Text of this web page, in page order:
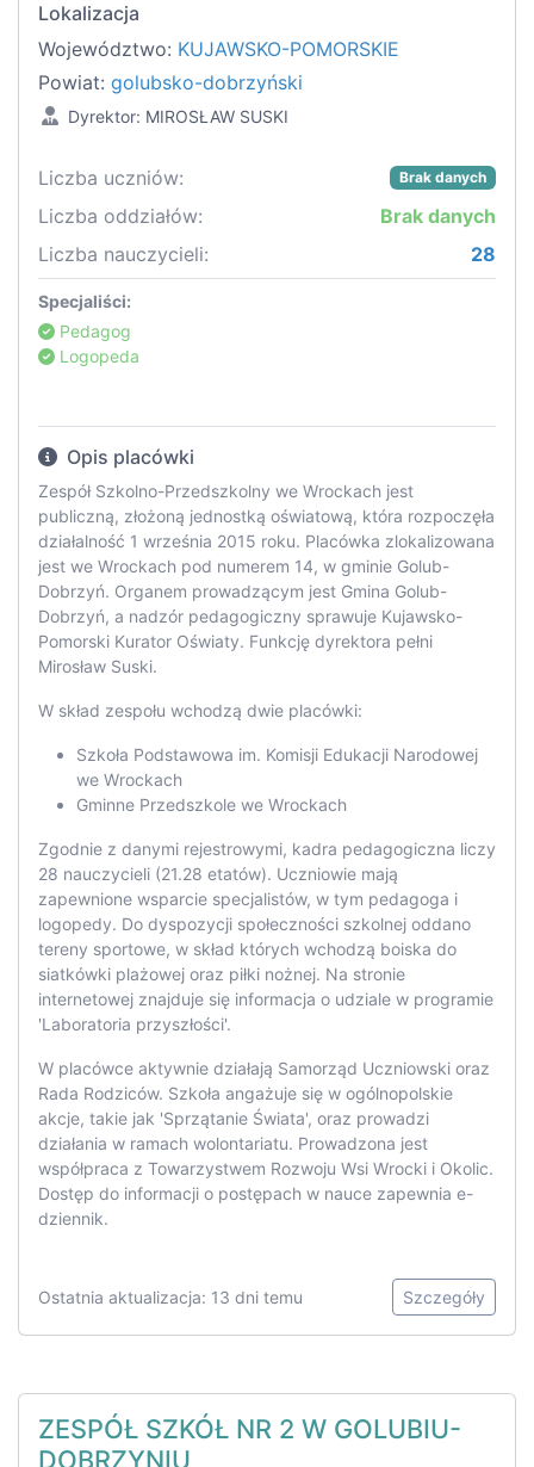
Lokalizacja
Województwo: KUJAWSKO-POMORSKIE
Powiat: golubsko-dobrzyński
Dyrektor: MIROSŁAW SUSKI
Liczba uczniów: Brak danych
Liczba oddziałów:
Brak danych
Liczba nauczycieli:
28
Specjaliści:
Pedagog
Logopeda
Opis placówki
Zespół Szkolno-Przedszkolny we Wrockach jest
publiczną, złożoną jednostką oświatową, która rozpoczęła
działalność 1 września 2015 roku. Placówka zlokalizowana
jest we Wrockach pod numerem 14, w gminie Golub-
Dobrzyń. Organem prowadzącym jest Gmina Golub-
Dobrzyń, a nadzór pedagogiczny sprawuje Kujawsko-
Pomorski Kurator Oświaty. Funkcję dyrektora pełni
Mirosław Suski.
W skład zespołu wchodzą dwie placówki:
Szkoła Podstawowa im. Komisji Edukacji Narodowej
we Wrockach
Gminne Przedszkole we Wrockach
Zgodnie z danymi rejestrowymi, kadra pedagogiczna liczy
28 nauczycieli (21.28 etatów). Uczniowie mają
zapewnione wsparcie specjalistów, w tym pedagoga i
logopedy. Do dyspozycji społeczności szkolnej oddano
tereny sportowe, w skład których wchodzą boiska do
siatkówki plażowej oraz piłki nożnej. Na stronie
internetowej znajduje się informacja o udziale w programie
'Laboratoria przyszłości'.
W placówce aktywnie działają Samorząd Uczniowski oraz
Rada Rodziców. Szkoła angażuje się w ogólnopolskie
akcje, takie jak 'Sprzątanie Świata', oraz prowadzi
działania w ramach wolontariatu. Prowadzona jest
współpraca z Towarzystwem Rozwoju Wsi Wrocki i Okolic.
Dostęp do informacji o postępach w nauce zapewnia e-
dziennik.
Ostatnia aktualizacja: 13 dni temu Szczegóły
ZESPÓŁ SZKÓŁ NR 2 W GOLUBIU-
DOBRZYNIU